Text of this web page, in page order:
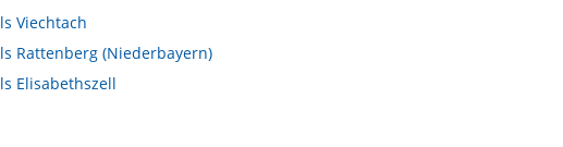
Viechtach
Rattenberg (Niederbayern)
Elisabethszell